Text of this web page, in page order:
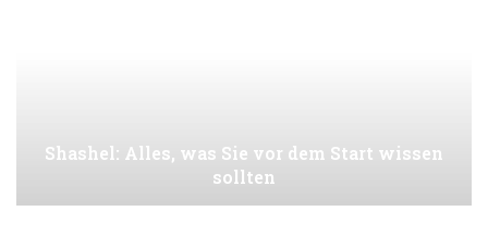
Shashel: Alles, was Sie vor dem Start wissen
sollten